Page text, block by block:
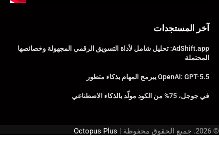
آخر المستجدات
AdShift.app: تحليل شامل لأداة التسويق الرقمي المجهولة وخصائصها
المحتملة
OpenAI: GPT-5.5 يبرمج المهام بذكاء متطور
في جوجل، 75% من الكود مولّد بالذكاء الاصطناعي
© 2026. جميع الحقوق محفوظة | Octopus Plus